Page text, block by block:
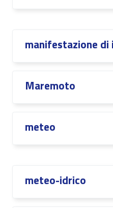
manifestazione di
Maremoto
meteo
meteo-idrico